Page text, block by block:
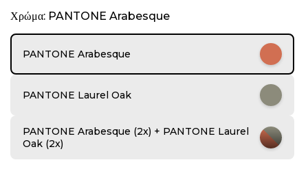
t
e
1
6
Χρώμα: PANTONE Arabesque
PANTONE Arabesque
PANTONE Laurel Oak
PANTONE Arabesque (2x) + PANTONE Laurel
Oak (2x)